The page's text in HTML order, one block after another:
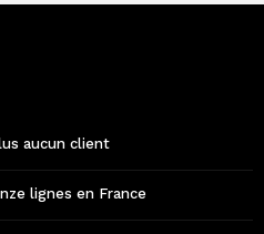
aucun client
lignes en France